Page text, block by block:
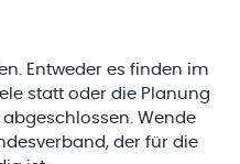
Entweder es finden im
statt oder die Planung
Wende
der für die